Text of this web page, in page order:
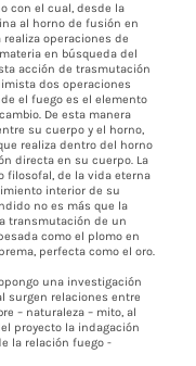
con el cual, desde la
al horno de fusión en
operaciones de
en búsqueda del
acción de trasmutación
dos operaciones
el fuego es el elemento
De esta manera
su cuerpo y el horno,
realiza dentro del horno
directa en su cuerpo. La
filosofal, de la vida eterna
interior de su
no es más que la
transmutación de un
como el plomo en
perfecta como el oro.
una investigación
surgen relaciones entre
– naturaleza – mito, al
proyecto la indagación
la relación fuego -